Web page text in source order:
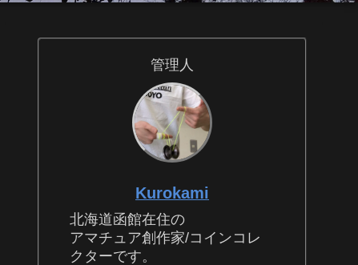
管理人
Kurokami
北海道函館在住の
アマチュア創作家/コインコレ
クターです。